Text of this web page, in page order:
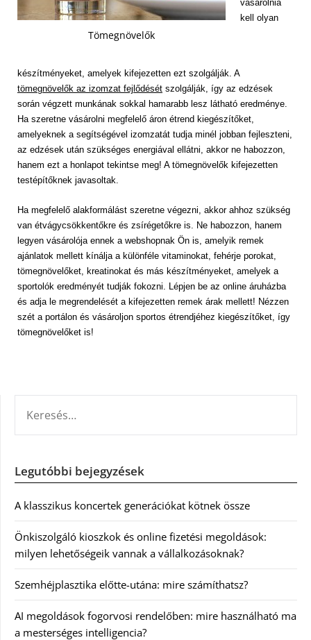
Tömegnövelők
vásárolnia
kell olyan
készítményeket, amelyek kifejezetten ezt szolgálják. A
tömegnövelők az izomzat fejlődését szolgálják, így az edzések
során végzett munkának sokkal hamarabb lesz látható eredménye.
Ha szeretne vásárolni megfelelő áron étrend kiegészítőket,
amelyeknek a segítségével izomzatát tudja minél jobban fejleszteni,
az edzések után szükséges energiával ellátni, akkor ne habozzon,
hanem ezt a honlapot tekintse meg! A tömegnövelők kifejezetten
testépítőknek javasoltak.
Ha megfelelő alakformálást szeretne végezni, akkor ahhoz szükség
van étvágycsökkentőkre és zsírégetőkre is. Ne habozzon, hanem
legyen vásárolója ennek a webshopnak Ön is, amelyik remek
ajánlatok mellett kínálja a különféle vitaminokat, fehérje porokat,
tömegnövelőket, kreatinokat és más készítményeket, amelyek a
sportolók eredményét tudják fokozni. Lépjen be az online áruházba
és adja le megrendelését a kifejezetten remek árak mellett! Nézzen
szét a portálon és vásároljon sportos étrendjéhez kiegészítőket, így
tömegnövelőket is!
Legutóbbi bejegyzések
A klasszikus koncertek generációkat kötnek össze
Önkiszolgáló kioszkok és online fizetési megoldások:
milyen lehetőségeik vannak a vállalkozásoknak?
Szemhéjplasztika előtte-utána: mire számíthatsz?
AI megoldások fogorvosi rendelőben: mire használható ma
a mesterséges intelligencia?